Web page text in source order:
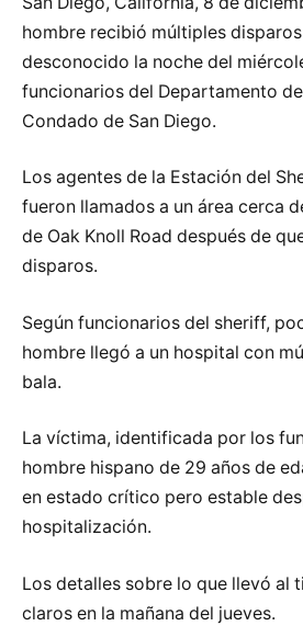
hombre recibió múltiples
desconocido la noche del
funcionarios del Departamento
Condado de San Diego.
Los agentes de la Estación del
fueron llamados a un área cerca
de Oak Knoll Road después de
disparos.
Según funcionarios del sheriff,
hombre llegó a un hospital con
bala.
La víctima, identificada por los
hombre hispano de 29 años de
en estado crítico pero estable
hospitalización.
Los detalles sobre lo que llevó al
claros en la mañana del jueves.